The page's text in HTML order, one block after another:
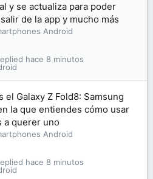
y se actualiza para poder
de la app y mucho más
Android
hace 8 minutos
el Galaxy Z Fold8: Samsung
la que entiendes cómo usar
a querer uno
Android
hace 8 minutos